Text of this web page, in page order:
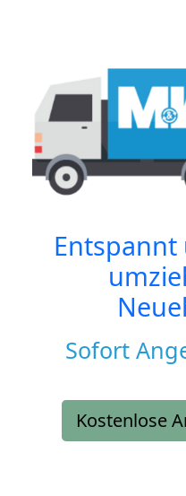
Sofort
Kostenlose